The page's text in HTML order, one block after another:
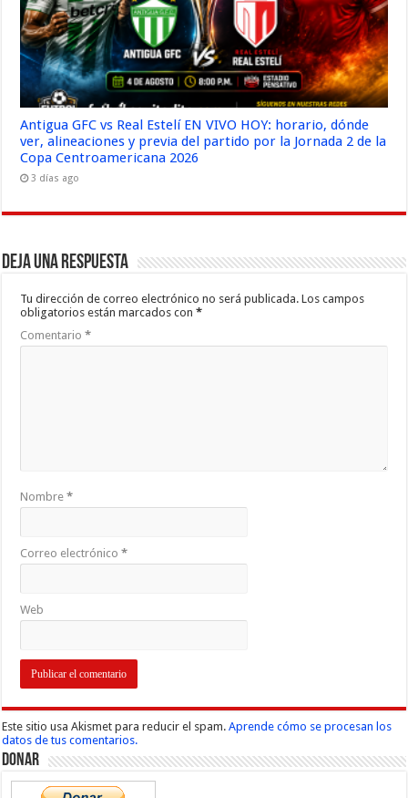
Antigua GFC vs Real Estelí EN VIVO HOY: horario, dónde
ver, alineaciones y previa del partido por la Jornada 2 de la
Copa Centroamericana 2026
3 días ago
Deja una respuesta
Tu dirección de correo electrónico no será publicada. Los campos
obligatorios están marcados con*
Comentario*
Nombre*
Correo electrónico*
Web
Este sitio usa Akismet para reducir el spam.Aprende cómo se procesan los
datos de tus comentarios.
Donar